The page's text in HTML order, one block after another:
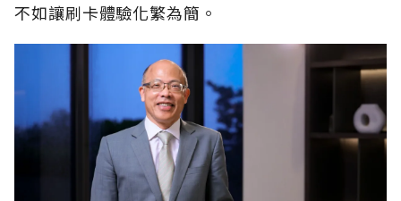
不如讓刷卡體驗化繁為簡。